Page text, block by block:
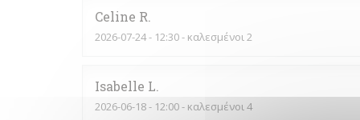
Celine R
2026-07-24- 12:30 - καλεσμένοι 2
Isabelle L
2026-06-18- 12:00 - καλεσμένοι 4